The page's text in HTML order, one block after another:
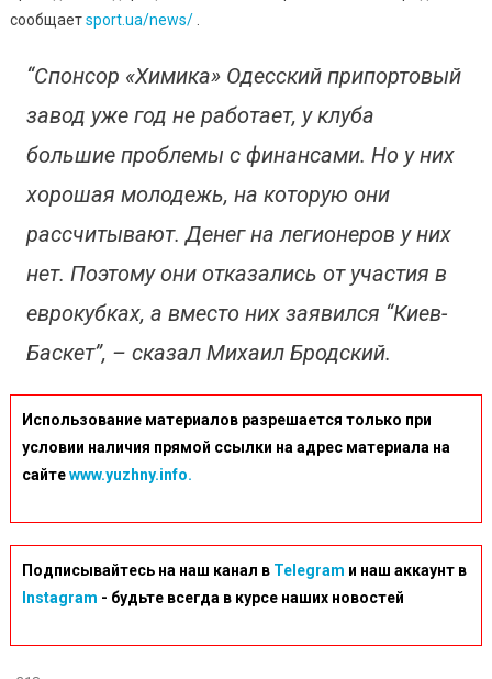
С
сообщаетsport.ua/news/.
“Спонсор «Химика» Одесский припортовый
завод уже год не работает, у клуба
большие проблемы с финансами. Но у них
хорошая молодежь, на которую они
рассчитывают. Денег на легионеров у них
нет. Поэтому они отказались от участия в
еврокубках, а вместо них заявился “Киев-
Баскет”, – сказал Михаил Бродский.
Использование материалов разрешается только при
условии наличия прямой ссылки на адрес материала на
сайтеwww.yuzhny.info.
Подписывайтесь на наш канал в Telegram и наш аккаунт в
Instagram - будьте всегда в курсе наших новостей